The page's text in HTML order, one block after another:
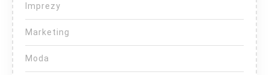
Imprezy
Marketing
Moda